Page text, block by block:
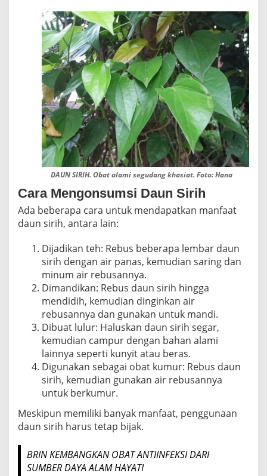
DAUN SIRIH. Obat alami segudang khasiat. Foto: Hana
Cara Mengonsumsi Daun Sirih
Ada beberapa cara untuk mendapatkan manfaat
daun sirih, antara lain:
Dijadikan teh: Rebus beberapa lembar daun
sirih dengan air panas, kemudian saring dan
minum air rebusannya.
Dimandikan: Rebus daun sirih hingga
mendidih, kemudian dinginkan air
rebusannya dan gunakan untuk mandi.
Dibuat lulur: Haluskan daun sirih segar,
kemudian campur dengan bahan alami
lainnya seperti kunyit atau beras.
Digunakan sebagai obat kumur: Rebus daun
sirih, kemudian gunakan air rebusannya
untuk berkumur.
Meskipun memiliki banyak manfaat, penggunaan
daun sirih harus tetap bijak.
BRIN KEMBANGKAN OBAT ANTIINFEKSI DARI
SUMBER DAYA ALAM HAYATI